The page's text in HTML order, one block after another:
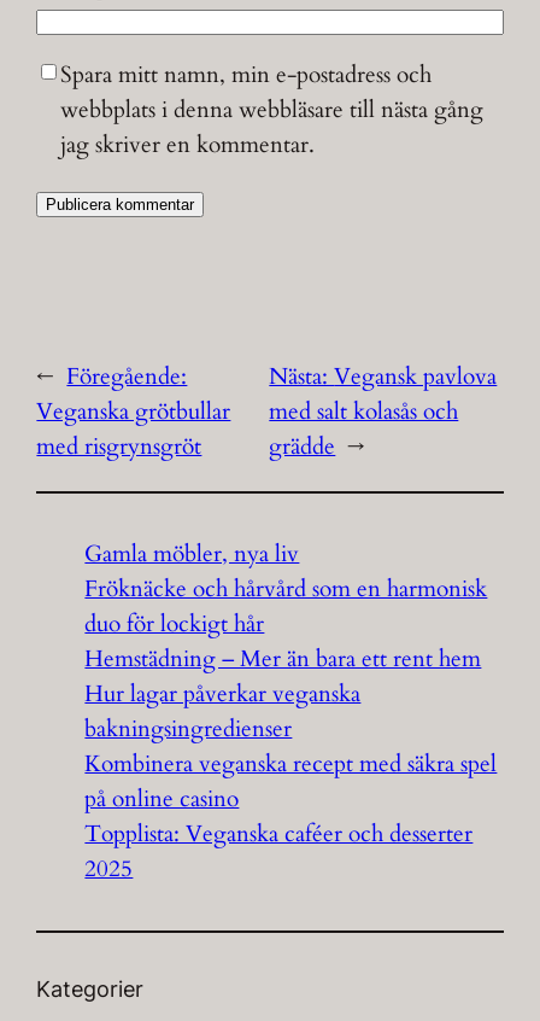
Spara mitt namn, min e-postadress och
webbplats i denna webbläsare till nästa gång
jag skriver en kommentar.
← Föregående:
Veganska grötbullar
med risgrynsgröt
Nästa:Vegansk pavlova
med salt kolasås och
grädde →
Gamla möbler, nya liv
Fröknäcke och hårvård som en harmonisk
duo för lockigt hår
Hemstädning – Mer än bara ett rent hem
Hur lagar påverkar veganska
bakningsingredienser
Kombinera veganska recept med säkra spel
på online casino
Topplista: Veganska caféer och desserter
2025
Kategorier